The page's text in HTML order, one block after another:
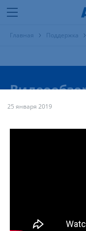
25 января 2019
Главная Поддержка